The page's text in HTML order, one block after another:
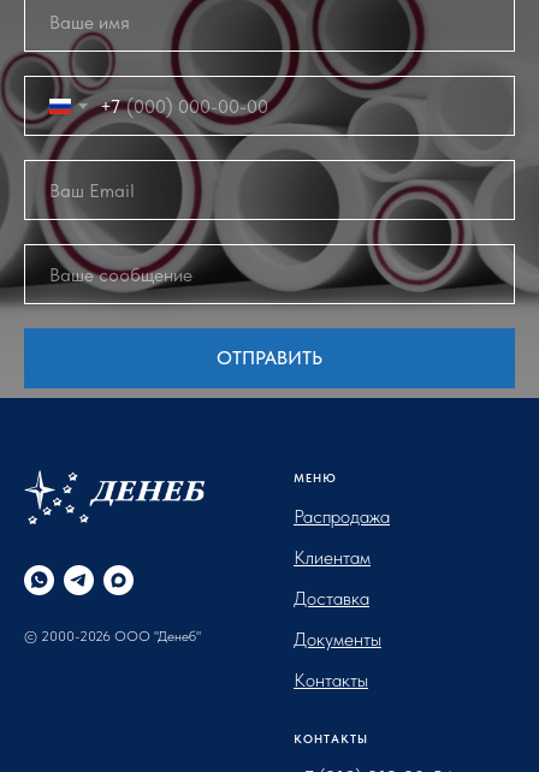
+7
ОТПРАВИТЬ
© 2000-2026 ООО "Денеб"
МЕНЮ
Распродажа
Клиентам
Доставка
Документы
Контакты
КОНТАКТЫ